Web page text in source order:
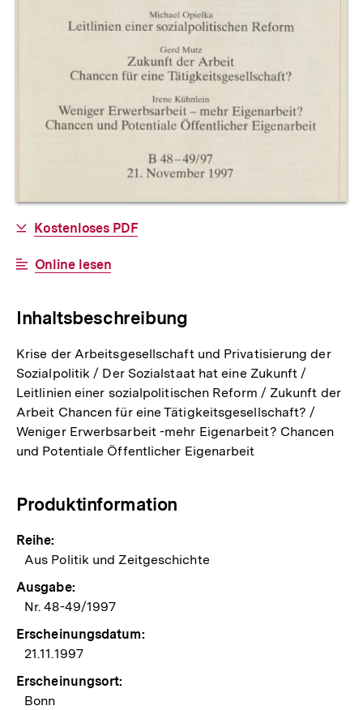
Allgemeine
Informationen
Download-
Kostenloses PDF
Interner
Online lesen
Inhaltsbeschreibung
Krise der Arbeitsgesellschaft und Privatisierung der
Sozialpolitik / Der Sozialstaat hat eine Zukunft /
Leitlinien einer sozialpolitischen Reform / Zukunft der
Arbeit Chancen für eine Tätigkeitsgesellschaft? /
Weniger Erwerbsarbeit -mehr Eigenarbeit? Chancen
und Potentiale Öffentlicher Eigenarbeit
Produktinformation
Reihe:
Aus Politik und Zeitgeschichte
Ausgabe:
Nr. 48-49/1997
Erscheinungsdatum:
21.11.1997
Erscheinungsort:
Bonn